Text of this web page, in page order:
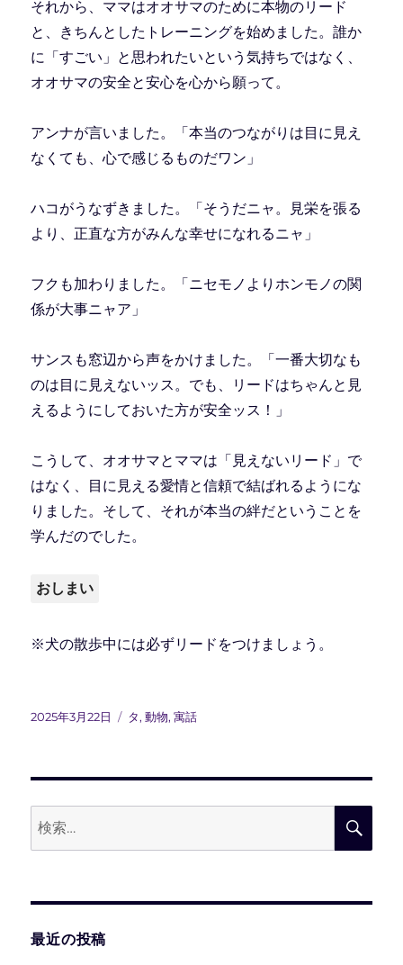
それから、ママはオオサマのために本物のリード
と、きちんとしたトレーニングを始めました。誰か
に「すごい」と思われたいという気持ちではなく、
オオサマの安全と安心を心から願って。
アンナが言いました。「本当のつながりは目に見え
なくても、心で感じるものだワン」
ハコがうなずきました。「そうだニャ。見栄を張る
より、正直な方がみんな幸せになれるニャ」
フクも加わりました。「ニセモノよりホンモノの関
係が大事ニャア」
サンスも窓辺から声をかけました。「一番大切なも
のは目に見えないッス。でも、リードはちゃんと見
えるようにしておいた方が安全ッス！」
こうして、オオサマとママは「見えないリード」で
はなく、目に見える愛情と信頼で結ばれるようにな
りました。そして、それが本当の絆だということを
学んだのでした。
おしまい
※犬の散歩中には必ずリードをつけましょう。
投
2025年3月22日
カ
タ,動物,寓話
索
最近の投稿